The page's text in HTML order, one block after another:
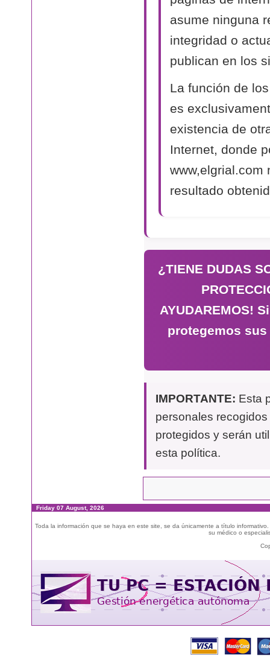
asume ninguna
integridad o
publican en los
La función de
es
existencia de
Internet, donde
www,elgrial.com
resultado
¿TIENE DUDAS
AYUDAREMOS!
protegemos
IMPORTANTE: Esta
personales
protegidos y serán
esta política.
Friday 07 August, 2026
Toda la información que se haya en este site, se da únicamente a título
su médico o